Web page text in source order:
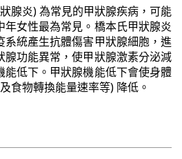
腺炎) 為常見的甲狀腺疾病，可能
女性最為常見。橋本氏甲狀腺炎
系統產生抗體傷害甲狀腺細胞，進
腺功能異常，使甲狀腺激素分泌減
能低下。甲狀腺機能低下會使身體
食物轉換能量速率等) 降低。